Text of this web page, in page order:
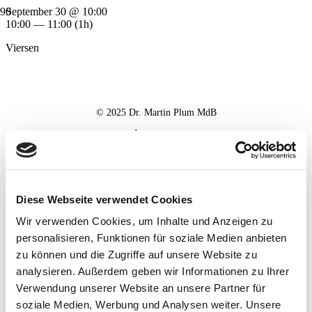
Diese Webseite verwendet Cookies
Wir verwenden Cookies, um Inhalte und Anzeigen zu
personalisieren, Funktionen für soziale Medien anbieten
zu können und die Zugriffe auf unsere Website zu
analysieren. Außerdem geben wir Informationen zu Ihrer
Verwendung unserer Website an unsere Partner für
soziale Medien, Werbung und Analysen weiter. Unsere
September 30 @ 10:00
10:00 — 11:00 (1h)
Viersen
© 2025 Dr. Martin Plum MdB
Impressum